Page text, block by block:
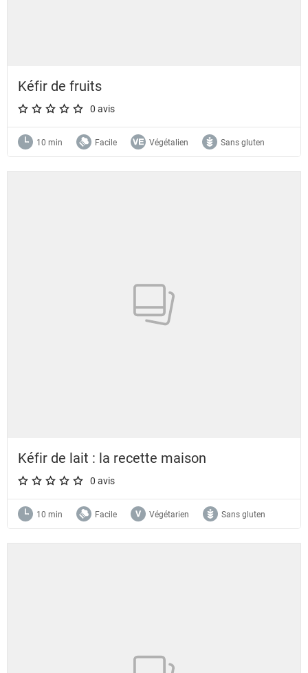
Kéfir de fruits
A star rating of 0 out of 5.
0 avis
10 min Facile Végétalien Sans gluten
Kéfir de lait : la recette maison
A star rating of 0 out of 5.
0 avis
10 min Facile Végétarien Sans gluten